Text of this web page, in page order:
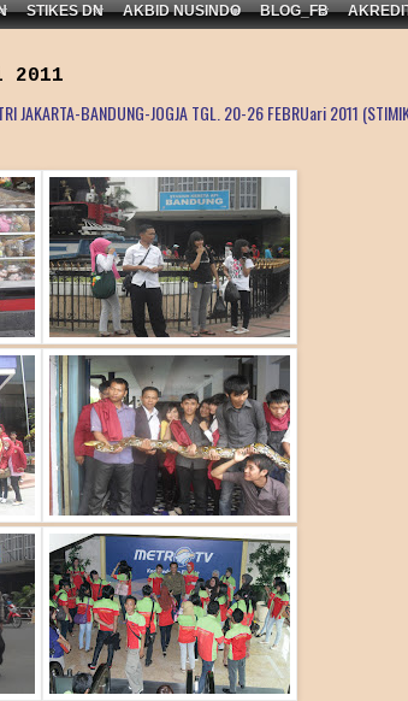
STIKES DN AKBID NUSINDO BLOG_FB
2011
JAKARTA-BANDUNG-JOGJA TGL. 20-26 FEBRUari 2011